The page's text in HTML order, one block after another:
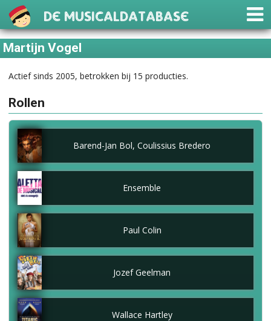
De Musicaldatabase
Martijn Vogel
Actief sinds 2005, betrokken bij 15 producties.
Rollen
Barend-Jan Bol, Coulissius Bredero
Ensemble
Paul Colin
Jozef Geelman
Wallace Hartley